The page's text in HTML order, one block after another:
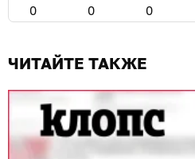
0 0 0
ЧИТАЙТЕ ТАКЖЕ